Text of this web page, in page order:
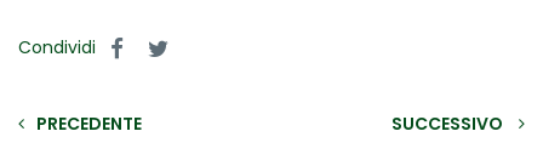
Condividi
PRECEDENTE SUCCESSIVO